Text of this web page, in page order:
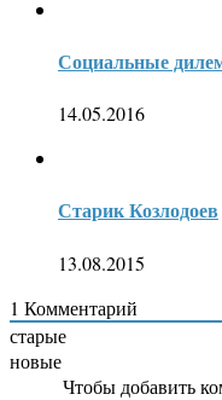
Социальные
14.05.2016
Старик Козлодоев
13.08.2015
1 Комментарий
старые
новые
Чтобы добавить